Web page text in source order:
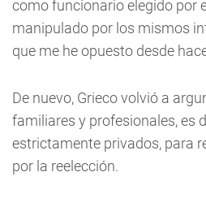
como funcionario elegido por
manipulado por los mismos
que me he opuesto desde
De nuevo, Grieco volvió a
familiares y profesionales, es
estrictamente privados, para
por la reelección.